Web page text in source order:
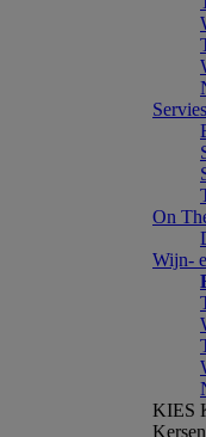
Servies
On
Wijn-
KIES